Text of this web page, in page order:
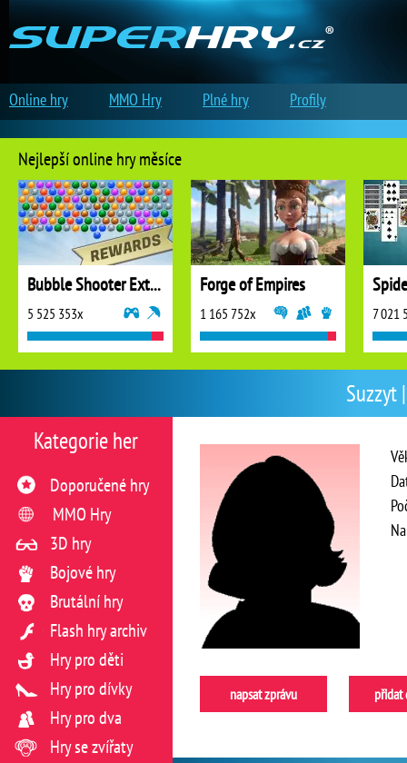
Suzzyt
napsat zprávu přidat
Kategorie her
Doporučené hry
MMO Hry
3D hry
Bojové hry
Brutální hry
Flash hry archiv
Hry pro děti
Hry pro dívky
Hry pro dva
Hry se zvířaty
Nejlepší online hry měsíce
Bubble Shooter Extreme
5 525 353x
Forge of Empires
1 165 752x 7 021
Online hry MMO Hry Plné hry Profily